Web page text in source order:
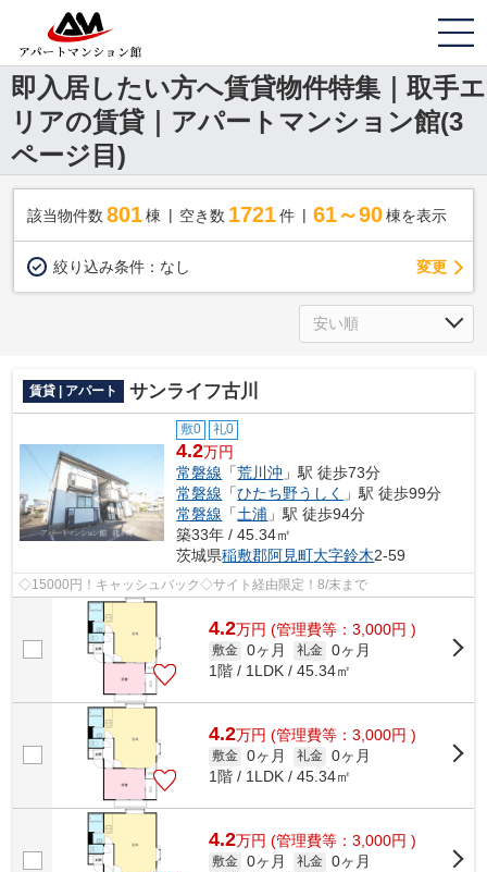
即入居したい方へ賃貸物件特集｜取手エ
リアの賃貸｜アパートマンション館(3
ページ目)
該当物件数 801棟 空き数 1721 件 61～90 棟を表示
絞り込み条件： なし 変更
賃貸 | アパート サンライフ古川
敷0 礼0
4.2万円
常磐線 「荒川沖 」駅 徒歩73分
常磐線 「ひたち野うしく
」駅 徒歩99分
常磐線 「土浦 」駅 徒歩94分
築33年 / 45.34㎡
茨城県稲敷郡阿見町大字鈴木2-59
◇15000円！キャッシュバック◇サイト経由限定！8/末まで
4.2万円 (管理費等：3,000円 )
敷金 0ヶ月 礼金 0ヶ月
1階 / 1LDK / 45.34㎡
4.2万円 (管理費等：3,000円 )
敷金 0ヶ月 礼金 0ヶ月
1階 / 1LDK / 45.34㎡
4.2万円 (管理費等：3,000円 )
敷金 0ヶ月 礼金 0ヶ月